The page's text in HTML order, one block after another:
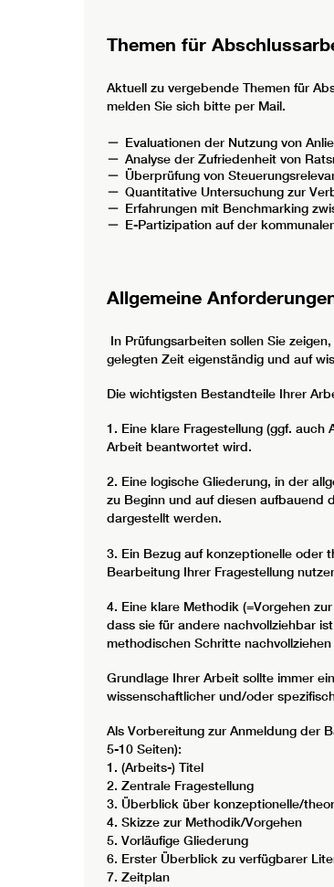
Themen für
Aktuell zu vergebende Themen für
melden Sie sich bitte per Mail.
Evaluationen der Nutzung von
Analyse der Zufriedenheit von
Überprüfung von
Quantitative Untersuchung zur
Erfahrungen mit Benchmarking
E-Partizipation auf der
Allgemeine
In Prüfungsarbeiten sollen Sie
gelegten Zeit eigenständig und auf
Die wichtigsten Bestandteile Ihrer
1. Eine klare Fragestellung (ggf.
Arbeit beantwortet wird.
2. Eine logische Gliederung, in der
zu Beginn und auf diesen aufbauend
dargestellt werden.
3. Ein Bezug auf konzeptionelle oder
Bearbeitung Ihrer Fragestellung
4. Eine klare Methodik (=Vorgehen
dass sie für andere nachvollziehbar
methodischen Schritte
Grundlage Ihrer Arbeit sollte immer
wissenschaftlicher und/oder
Als Vorbereitung zur Anmeldung der
5-10 Seiten):
1. (Arbeits-) Titel
2. Zentrale Fragestellung
3. Überblick über konzeptionelle/
4. Skizze zur Methodik/Vorgehen
5. Vorläufige Gliederung
6. Erster Überblick zu verfügbarer
7. Zeitplan